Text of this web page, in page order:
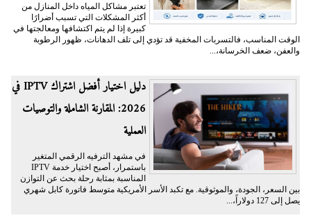
تعتبر مشاكل المياه داخل المنازل من
أكثر المشكلات التي تسبب أضرارًا
كبيرة إذا لم يتم اكتشافها ومعالجتها في
الوقت المناسب، فالتسربات المخفية قد تؤدي إلى تلف الدهانات، ظهور الرطوبة
والعفن، ضعف الخرسانة،...
دليل اختيار أفضل اشتراك IPTV في
2026: المقارنة الشاملة والتوصيات
العملية
في مشهد الترفيه الرقمي المتغير
باستمرار، أصبح اختيار خدمة IPTV
المناسبة بمثابة رحلة بحث عن التوازن
بين السعر، الجودة، والموثوقية. مع تكبد الأسر الأمريكية متوسط فاتورة كابل شهري
يصل إلى 127 دولاراً،...